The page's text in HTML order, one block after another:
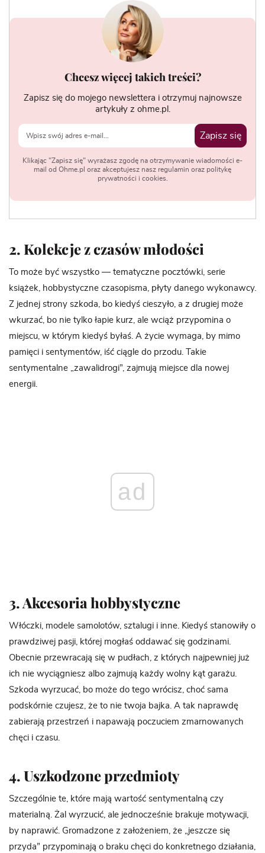
Chcesz więcej takich treści?
Zapisz się do mojego newslettera i otrzymuj najnowsze
artykuły z ohme.pl.
Zapisz się
Klikając "Zapisz się" wyrażasz zgodę na otrzymywanie wiadomości e-
mail od Ohme.pl oraz akceptujesz nasz regulamin oraz politykę
prywatności i cookies.
2. Kolekcje z czasów młodości
To może być wszystko — tematyczne pocztówki, serie
książek, hobbystyczne czasopisma, płyty danego wykonawcy.
Z jednej strony szkoda, bo kiedyś cieszyło, a z drugiej może
wkurzać, bo nie tylko łapie kurz, ale wciąż przypomina o
miejscu, w którym kiedyś byłaś. A życie wymaga, by mimo
pamięci i sentymentów, iść ciągle do przodu. Takie
sentymentalne „zawalidrogi”, zajmują miejsce dla nowej
energii.
ad
3. Akcesoria hobbystyczne
Włóczki, modele samolotów, sztalugi i inne. Kiedyś stanowiły o
prawdziwej pasji, której mogłaś oddawać się godzinami.
Obecnie przewracają się w pudłach, z których najpewniej już
ich nie wyciągniesz albo zajmują każdy wolny kąt garażu.
Szkoda wyrzucać, bo może do tego wrócisz, choć sama
podskórnie czujesz, że to nie twoja bajka. A tak naprawdę
zabierają przestrzeń i napawają poczuciem zmarnowanych
chęci i czasu.
4. Uszkodzone przedmioty
Szczególnie te, które mają wartość sentymentalną czy
materialną. Żal wyrzucić, ale jednocześnie brakuje motywacji,
by naprawić. Gromadzone z założeniem, że „jeszcze się
przyda” przypominają o braku chęci do konkretnego działania,